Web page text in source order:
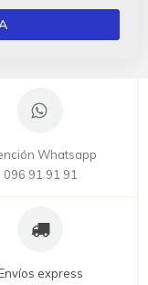
Whatsapp
096 91 91 91
express